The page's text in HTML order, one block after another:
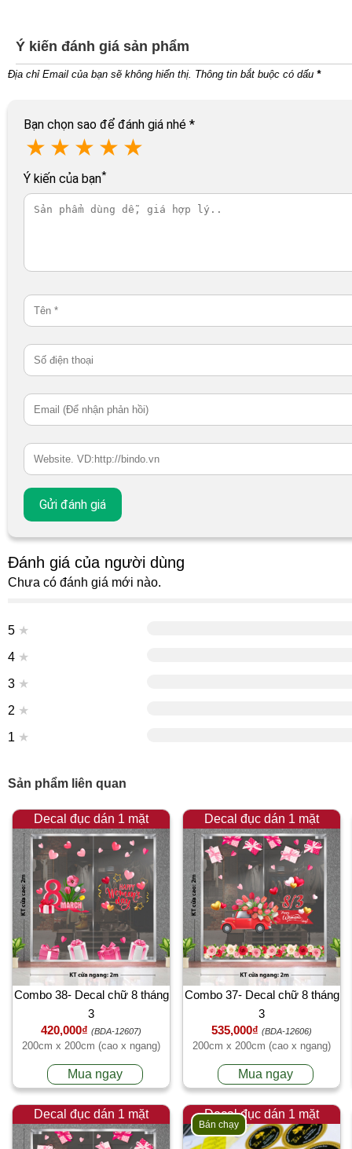
Ý kiến đánh giá sản phẩm
Địa chỉ Email của bạn sẽ không hiển thị. Thông tin bắt buộc có dấu *
Bạn chọn sao để đánh giá nhé *
★ ★ ★ ★ ★
Ý kiến của bạn*
Đánh giá của người dùng
Chưa có đánh giá mới nào.
5 ★
4 ★
3 ★
2 ★
1 ★
Sản phẩm liên quan
Decal đục dán 1 mặt
Combo 38- Decal chữ 8 tháng
3
420,000₫ (BDA-12607)
200cm x 200cm (cao x ngang)
Mua ngay
Decal đục dán 1 mặt
Combo 37- Decal chữ 8 tháng
3
535,000₫ (BDA-12606)
200cm x 200cm (cao x ngang)
Mua ngay
Decal đục dán 1 mặt Decal đục dán 1 mặt
Bán chạy